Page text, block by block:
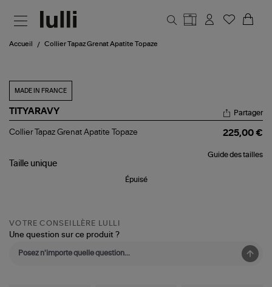
Accueil Collier Tapaz Grenat Apatite Topaze
MADE IN FRANCE
TITYARAVY
Collier
Apatite
Topaze
Partager
Collier Tapaz Grenat Apatite Topaze 225,00 €
Guide des tailles
Taille unique
Épuisé
VOTRE CONSEILLÈRE LULLI
Une question sur ce produit ?